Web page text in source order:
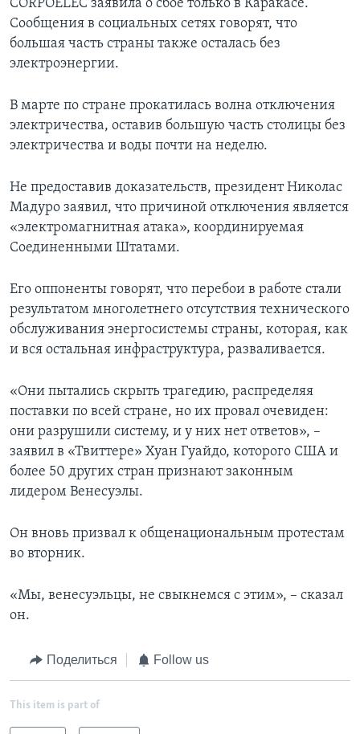
CORPOELEC заявила о сбое только в Каракасе.
Сообщения в социальных сетях говорят, что
большая часть страны также осталась без
электроэнергии.
В марте по стране прокатилась волна отключения
электричества, оставив большую часть столицы без
электричества и воды почти на неделю.
Не предоставив доказательств, президент Николас
Мадуро заявил, что причиной отключения является
«электромагнитная атака», координируемая
Соединенными Штатами.
Его оппоненты говорят, что перебои в работе стали
результатом многолетнего отсутствия технического
обслуживания энергосистемы страны, которая, как
и вся остальная инфраструктура, разваливается.
«Они пытались скрыть трагедию, распределяя
поставки по всей стране, но их провал очевиден:
они разрушили систему, и у них нет ответов», –
заявил в «Твиттере» Хуан Гуайдо, которого США и
более 50 других стран признают законным
лидером Венесуэлы.
Он вновь призвал к общенациональным протестам
во вторник.
«Мы, венесуэльцы, не свыкнемся с этим», – сказал
он.
Поделиться Follow us
This item is part of